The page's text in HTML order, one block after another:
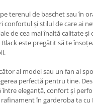
terenul de baschet sau în
confortul și stilul de care ai
de cea mai înaltă calitate și
este pregătit să te
al modei sau un fan al
perfectă pentru tine.
între eleganță, confort și
în garderoba ta cu